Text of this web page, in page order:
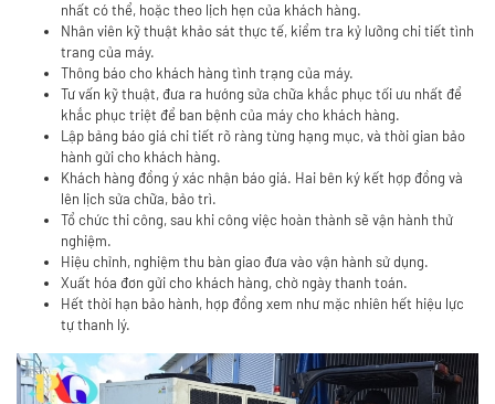
nhất có thể, hoặc theo lịch hẹn của khách hàng.
Nhân viên kỹ thuật khảo sát thực tế, kiểm tra kỷ lưỡng chi tiết tình
trang của máy.
Thông báo cho khách hàng tình trạng của máy.
Tư vấn kỹ thuật, đưa ra hướng sửa chữa khắc phục tối ưu nhất để
khắc phục triệt để ban bệnh của máy cho khách hàng.
Lập bảng báo giá chi tiết rõ ràng từng hạng mục, và thời gian bảo
hành gửi cho khách hàng.
Khách hàng đồng ý xác nhận báo giá. Hai bên ký kết hợp đồng và
lên lịch sửa chữa, bảo trì.
Tổ chức thi công, sau khi công việc hoàn thành sẽ vận hành thử
nghiệm.
Hiệu chỉnh, nghiệm thu bàn giao đưa vào vận hành sử dụng.
Xuất hóa đơn gửi cho khách hàng, chờ ngày thanh toán.
Hết thời hạn bảo hành, hợp đồng xem như mặc nhiên hết hiệu lực
tự thanh lý.